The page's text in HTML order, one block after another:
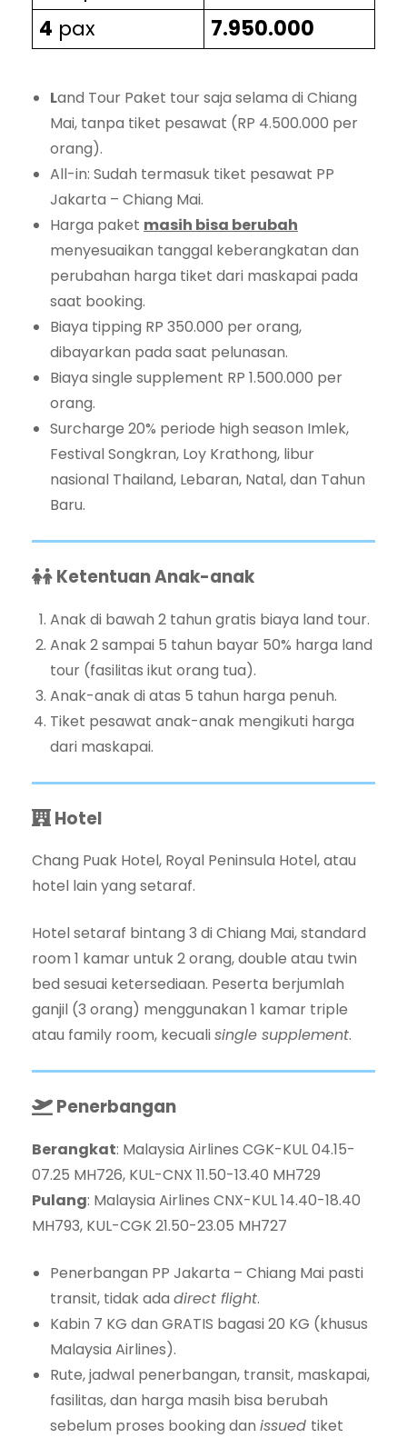
4 pax 7.950.000
Land Tour Paket tour saja selama di Chiang
Mai, tanpa tiket pesawat (RP 4.500.000 per
orang).
All-in: Sudah termasuk tiket pesawat PP
Jakarta – Chiang Mai.
Harga paket masih bisa berubah
menyesuaikan tanggal keberangkatan dan
perubahan harga tiket dari maskapai pada
saat booking.
Biaya tipping RP 350.000 per orang,
dibayarkan pada saat pelunasan.
Biaya single supplement RP 1.500.000 per
orang.
Surcharge 20% periode high season Imlek,
Festival Songkran, Loy Krathong, libur
nasional Thailand, Lebaran, Natal, dan Tahun
Baru.
Ketentuan Anak-anak
Anak di bawah 2 tahun gratis biaya land tour.
Anak 2 sampai 5 tahun bayar 50% harga land
tour (fasilitas ikut orang tua).
Anak-anak di atas 5 tahun harga penuh.
Tiket pesawat anak-anak mengikuti harga
dari maskapai.
Hotel
Chang Puak Hotel, Royal Peninsula Hotel, atau
hotel lain yang setaraf.
Hotel setaraf bintang 3 di Chiang Mai, standard
room 1 kamar untuk 2 orang, double atau twin
bed sesuai ketersediaan. Peserta berjumlah
ganjil (3 orang) menggunakan 1 kamar triple
atau family room, kecualisingle supplement.
Penerbangan
Berangkat: Malaysia Airlines CGK-KUL 04.15-
07.25 MH726, KUL-CNX 11.50-13.40 MH729
Pulang: Malaysia Airlines CNX-KUL 14.40-18.40
MH793, KUL-CGK 21.50-23.05 MH727
Penerbangan PP Jakarta – Chiang Mai pasti
transit, tidak ada direct flight.
Kabin 7 KG dan GRATIS bagasi 20 KG (khusus
Malaysia Airlines).
Rute, jadwal penerbangan, transit, maskapai,
fasilitas, dan harga masih bisa berubah
sebelum proses booking dan issued tiket